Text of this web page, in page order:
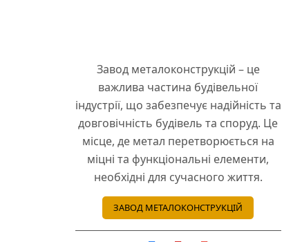
Завод металоконструкцій – це
важлива частина будівельної
індустрії, що забезпечує надійність та
довговічність будівель та споруд. Це
місце, де метал перетворюється на
міцні та функціональні елементи,
необхідні для сучасного життя.
ЗАВОД МЕТАЛОКОНСТРУКЦІЙ